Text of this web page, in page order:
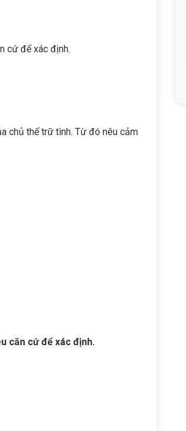
cứ để xác định.
chủ thể trữ tình. Từ đó nêu cảm
căn cứ để xác định.